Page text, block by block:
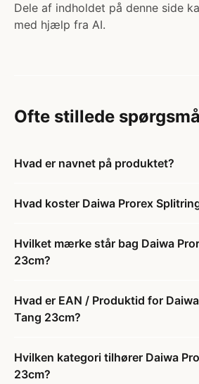
Dele af indholdet på denne side
med hjælp fra AI.
Ofte stillede
Hvad er navnet på produktet?
Hvad koster Daiwa Prorex
Hvilket mærke står bag Daiwa
23cm?
Hvad er EAN / Produktid for
Tang 23cm?
Hvilken kategori tilhører Daiwa
23cm?